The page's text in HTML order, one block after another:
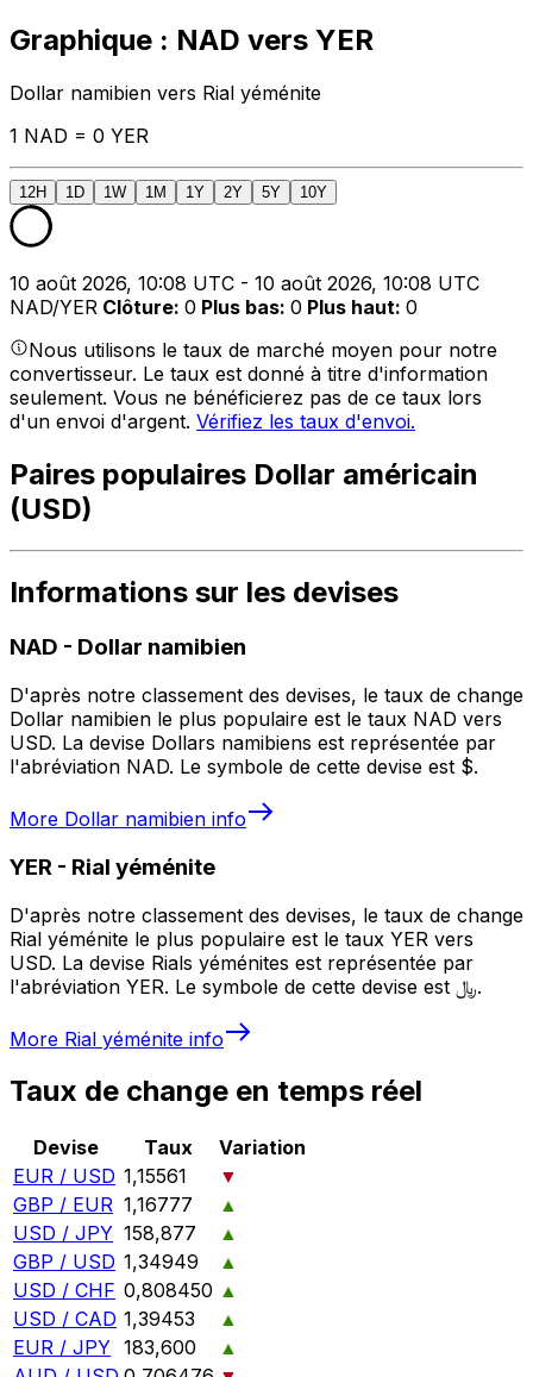
Graphique : NAD vers YER
Dollar namibien vers Rial yéménite
1 NAD = 0 YER
12H 1D 1W 1M 1Y 2Y 5Y 10Y
10 août 2026, 10:08 UTC - 10 août 2026, 10:08 UTC
NAD/YER Clôture: 0 Plus bas: 0 Plus haut: 0
Nous utilisons le taux de marché moyen pour notre
convertisseur. Le taux est donné à titre d'information
seulement. Vous ne bénéficierez pas de ce taux lors
d'un envoi d'argent. Vérifiez les taux d'envoi.
Paires populaires Dollar américain
(USD)
Informations sur les devises
NAD - Dollar namibien
D'après notre classement des devises, le taux de change
Dollar namibien le plus populaire est le taux NAD vers
USD. La devise Dollars namibiens est représentée par
l'abréviation NAD. Le symbole de cette devise est $.
More Dollar namibien info
YER - Rial yéménite
D'après notre classement des devises, le taux de change
Rial yéménite le plus populaire est le taux YER vers
USD. La devise Rials yéménites est représentée par
l'abréviation YER. Le symbole de cette devise est ﷼.
More Rial yéménite info
Taux de change en temps réel
Devise Taux
Variation
EUR / USD 1,15561
▼
GBP / EUR 1,16777
▲
USD / JPY 158,877
▲
GBP / USD 1,34949
▲
USD / CHF 0,808450 ▲
USD / CAD 1,39453
▲
EUR / JPY 183,600
▲